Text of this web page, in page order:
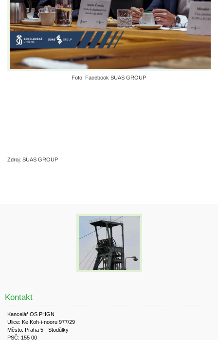
Foto: Facebook SUAS GROUP
Zdroj: SUAS GROUP
Kontakt
Kancelář OS PHGN
Ulice: Ke Koh-i-nooru 977/29
Město: Praha 5 - Stodůlky
PSČ: 155 00